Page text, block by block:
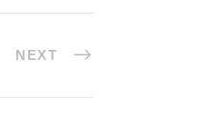
NEXT